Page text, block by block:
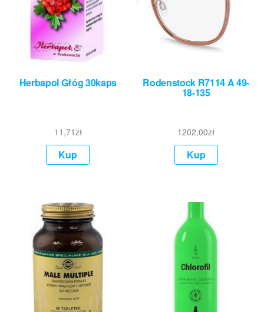
Herbapol Głóg 30kaps
11,71zł
Kup
Rodenstock R7114 A 49-
18-135
1202,00zł
Kup